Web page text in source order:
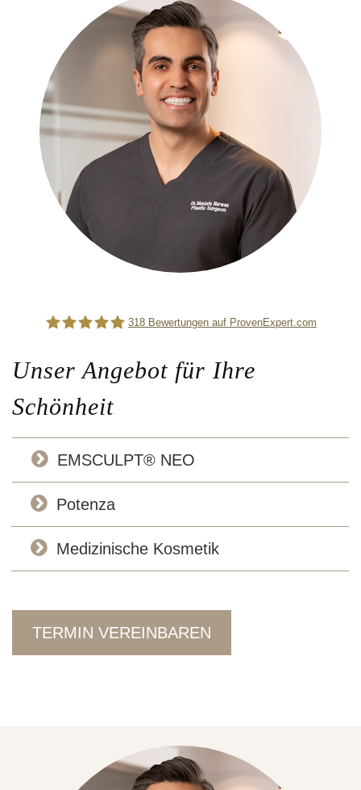
Difine
318 Bewertungen auf ProvenExpert.com
Unser Angebot für Ihre
Schönheit
EMSCULPT® NEO
Potenza
Medizinische Kosmetik
TERMIN VEREINBAREN